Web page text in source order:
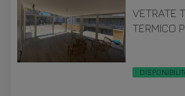
VETRATE
TERMICO